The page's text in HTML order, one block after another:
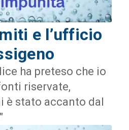
e l’ufficio
ha preteso che io
riservate,
è stato accanto dal